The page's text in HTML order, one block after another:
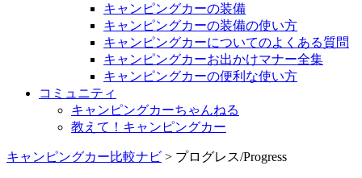
キャンピングカーの装備
キャンピングカーの装備の使い方
キャンピングカーについてのよくある質問
キャンピングカーお出かけマナー全集
キャンピングカーの便利な使い方
コミュニティ
キャンピングカーちゃんねる
教えて！キャンピングカー
キャンピングカー比較ナビ > プログレス/Progress